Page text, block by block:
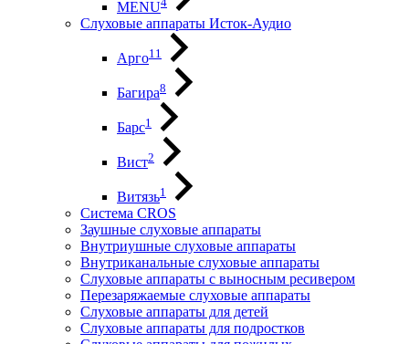
MENU
Слуховые аппараты Исток-Аудио
Арго11
Багира8
Барс1
Вист2
Витязь1
Система CROS
Заушные слуховые аппараты
Внутриушные слуховые аппараты
Внутриканальные слуховые аппараты
Слуховые аппараты с выносным ресивером
Перезаряжаемые слуховые аппараты
Слуховые аппараты для детей
Слуховые аппараты для подростков